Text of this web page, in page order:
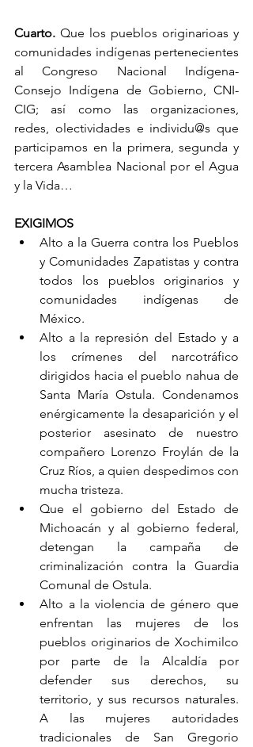
Cuarto. Que los pueblos originarioas y
comunidades indígenas pertenecientes
al Congreso Nacional Indígena-
Consejo Indígena de Gobierno, CNI-
CIG; así como las organizaciones,
redes, olectividades e individu@s que
participamos en la primera, segunda y
tercera Asamblea Nacional por el Agua
y la Vida…
EXIGIMOS
Alto a la Guerra contra los Pueblos
y Comunidades Zapatistas y contra
todos los pueblos originarios y
comunidades indígenas de
México.
Alto a la represión del Estado y a
los crímenes del narcotráfico
dirigidos hacia el pueblo nahua de
Santa María Ostula. Condenamos
enérgicamente la desaparición y el
posterior asesinato de nuestro
compañero Lorenzo Froylán de la
Cruz Ríos, a quien despedimos con
mucha tristeza.
Que el gobierno del Estado de
Michoacán y al gobierno federal,
detengan la campaña de
criminalización contra la Guardia
Comunal de Ostula.
Alto a la violencia de género que
enfrentan las mujeres de los
pueblos originarios de Xochimilco
por parte de la Alcaldía por
defender sus derechos, su
territorio, y sus recursos naturales.
A las mujeres autoridades
tradicionales de San Gregorio